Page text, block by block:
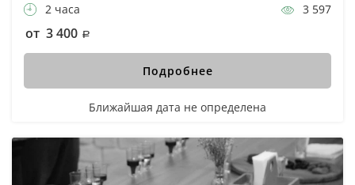
2 часа
3 597
от 3 400
Подробнее
Ближайшая дата не определена